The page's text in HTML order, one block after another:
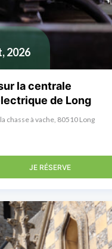
2026
la centrale
de Long
chasse à vache, 80510 Long
JE RÉSERVE